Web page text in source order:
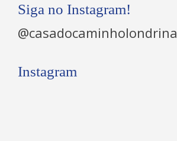
Siga no Instagram!
@casadocaminholondrina
Instagram